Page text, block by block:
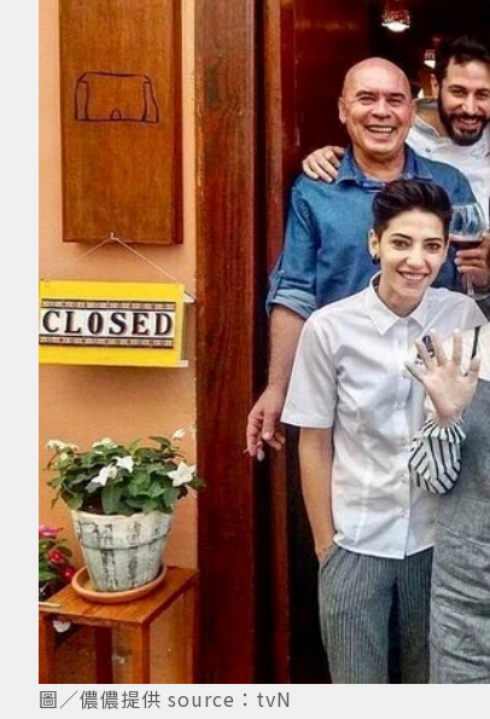
圖／儂儂提供 source：tvN